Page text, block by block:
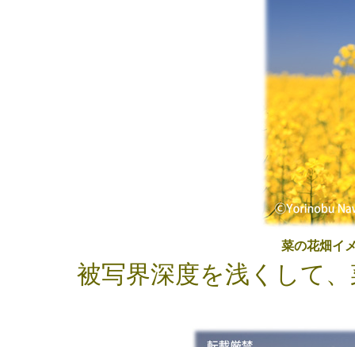
菜の花畑イ
被写界深度を浅くして